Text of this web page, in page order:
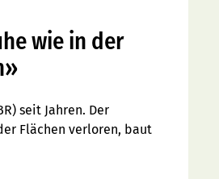
wie in der
seit Jahren. Der
Flächen verloren, baut